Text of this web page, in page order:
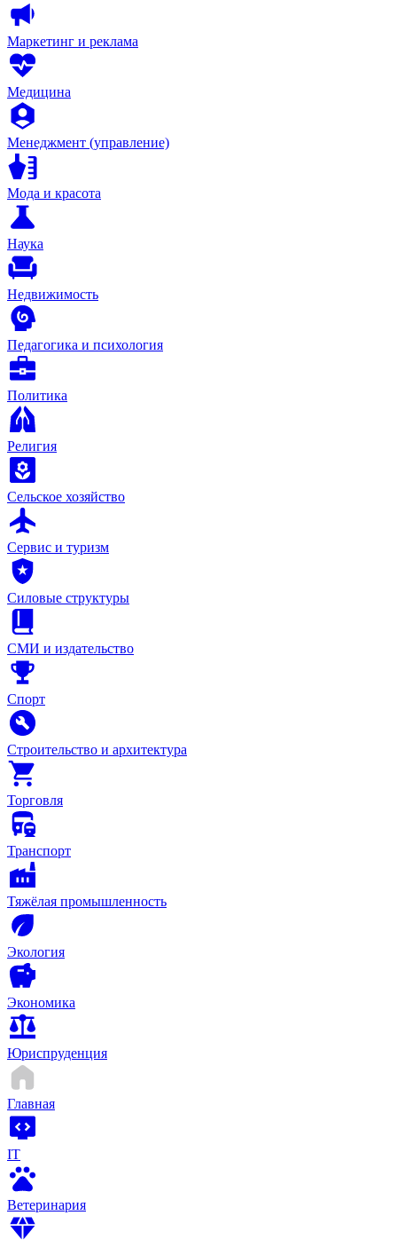
Маркетинг и реклама
Медицина
Менеджмент (управление)
Мода и красота
Наука
Недвижимость
Педагогика и психология
Политика
Религия
Сельское хозяйство
Сервис и туризм
Силовые структуры
СМИ и издательство
Спорт
Строительство и архитектура
Торговля
Транспорт
Тяжёлая промышленность
Экология
Экономика
Юриспруденция
Главная
IT
Ветеринария